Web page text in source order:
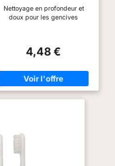
Nettoyage en profondeur et
doux pour les gencives
4,48 €